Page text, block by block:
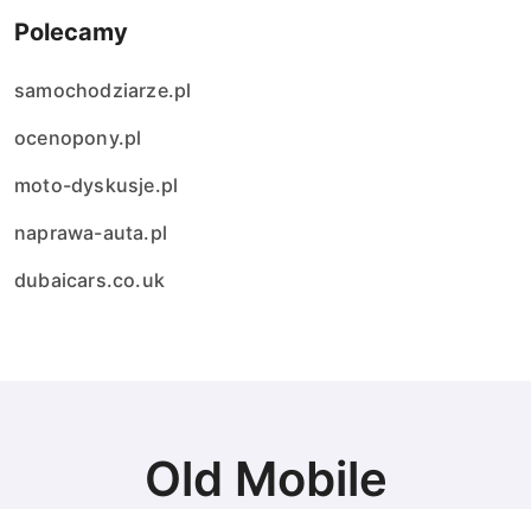
Polecamy
samochodziarze.pl
ocenopony.pl
moto-dyskusje.pl
naprawa-auta.pl
dubaicars.co.uk
Old Mobile